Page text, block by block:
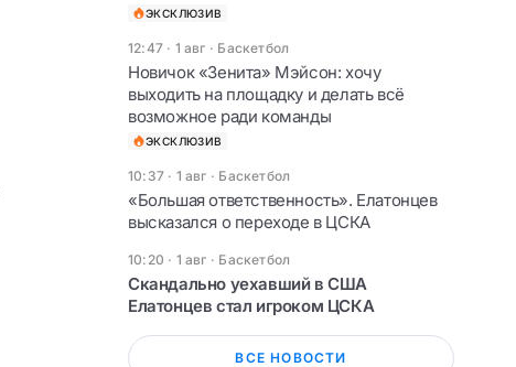
ЭКСКЛЮЗИВ
12:47 · 1 авг · Баскетбол
Новичок «Зенита» Мэйсон: хочу
выходить на площадку и делать всё
возможное ради команды
ЭКСКЛЮЗИВ
10:37 · 1 авг · Баскетбол
«Большая ответственность». Елатонцев
высказался о переходе в ЦСКА
10:20 · 1 авг · Баскетбол
Скандально уехавший в США
Елатонцев стал игроком ЦСКА
ВСЕ НОВОСТИ